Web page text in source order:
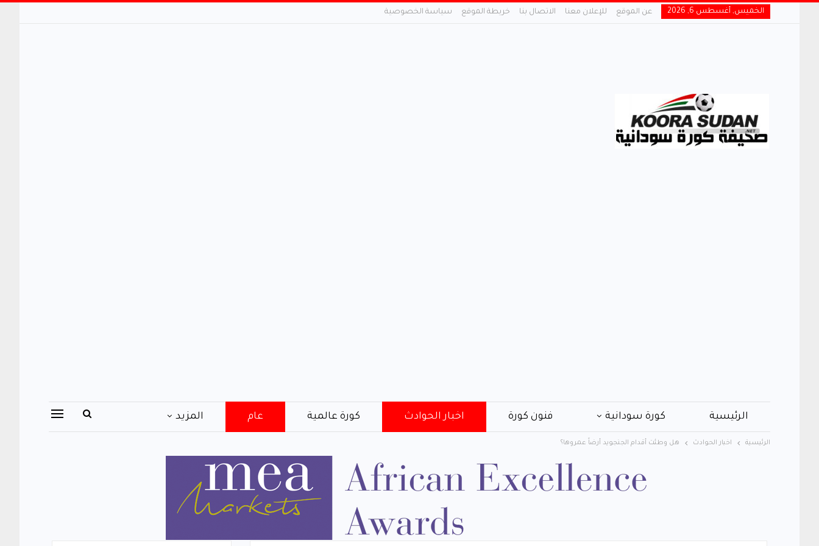
الخميس, أغسطس 6, 2026 عن الموقع للإعلان معنا الاتصال بنا خريطة الموقع سياسة الخصوصية
الرئيسية كورة سودانية فنون كورة اخبار الحوادث كورة عالمية عام المزيد
الرئيسية اخبار الحوادث هل وطئت أقدام الجنجويد أرضاً عمروها؟